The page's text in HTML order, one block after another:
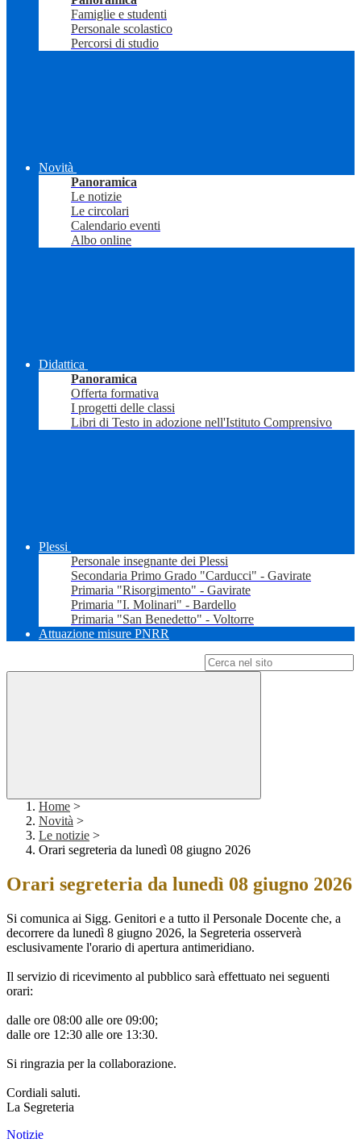
Famiglie e studenti
Personale scolastico
Percorsi di studio
Novità
Panoramica
Le notizie
Le circolari
Calendario eventi
Albo online
Didattica
Panoramica
Offerta formativa
I progetti delle classi
Libri di Testo in adozione nell'Istituto Comprensivo
Plessi
Personale insegnante dei Plessi
Secondaria Primo Grado "Carducci" - Gavirate
Primaria "Risorgimento" - Gavirate
Primaria "I. Molinari" - Bardello
Primaria "San Benedetto" - Voltorre
Attuazione misure PNRR
Home >
Novità >
Le notizie >
Orari segreteria da lunedì 08 giugno 2026
Orari segreteria da lunedì 08 giugno 2026
Si comunica ai Sigg. Genitori e a tutto il Personale Docente che, a
decorrere da lunedì 8 giugno 2026, la Segreteria osserverà
esclusivamente l'orario di apertura antimeridiano.
Il servizio di ricevimento al pubblico sarà effettuato nei seguenti
orari:
dalle ore 08:00 alle ore 09:00;
dalle ore 12:30 alle ore 13:30.
Si ringrazia per la collaborazione.
Cordiali saluti.
La Segreteria
Notizie